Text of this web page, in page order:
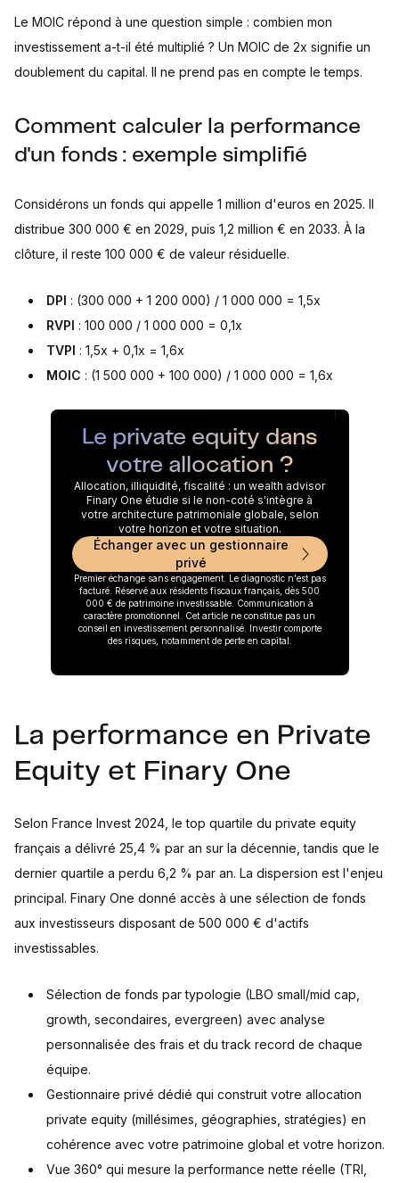
Le MOIC répond à une question simple : combien mon
investissement a-t-il été multiplié ? Un MOIC de 2x signifie un
doublement du capital. Il ne prend pas en compte le temps.
Comment calculer la performance
d'un fonds : exemple simplifié
Considérons un fonds qui appelle 1 million d'euros en 2025. Il
distribue 300 000 € en 2029, puis 1,2 million € en 2033. À la
clôture, il reste 100 000 € de valeur résiduelle.
DPI : (300 000 + 1 200 000) / 1 000 000 = 1,5x
RVPI : 100 000 / 1 000 000 = 0,1x
TVPI : 1,5x + 0,1x = 1,6x
MOIC : (1 500 000 + 100 000) / 1 000 000 = 1,6x
Le private equity dans
votre allocation ?
Allocation, illiquidité, fiscalité : un wealth advisor
Finary One étudie si le non-coté s'intègre à
votre architecture patrimoniale globale, selon
votre horizon et votre situation.
Échanger avec un gestionnaire
privé
Premier échange sans engagement. Le diagnostic n'est pas
facturé. Réservé aux résidents fiscaux français, dès 500
000 € de patrimoine investissable. Communication à
caractère promotionnel. Cet article ne constitue pas un
conseil en investissement personnalisé. Investir comporte
des risques, notamment de perte en capital.
La performance en Private
Equity et Finary One
Selon France Invest 2024, le top quartile du private equity
français a délivré 25,4 % par an sur la décennie, tandis que le
dernier quartile a perdu 6,2 % par an. La dispersion est l'enjeu
principal. Finary One donné accès à une sélection de fonds
aux investisseurs disposant de 500 000 € d'actifs
investissables.
Sélection de fonds par typologie (LBO small/mid cap,
growth, secondaires, evergreen) avec analyse
personnalisée des frais et du track record de chaque
équipe.
Gestionnaire privé dédié qui construit votre allocation
private equity (millésimes, géographies, stratégies) en
cohérence avec votre patrimoine global et votre horizon.
Vue 360° qui mesure la performance nette réelle (TRI,